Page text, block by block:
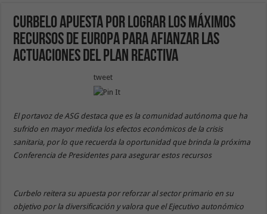
Curbelo apuesta por lograr los máximos
recursos de Europa para afianzar las
actuaciones del Plan Reactiva
tweet
El portavoz de ASG destaca que es la comunidad autónoma que ha
sufrido en mayor medida los efectos económicos de la crisis
sanitaria, por lo que recuerda la oportunidad que brinda la próxima
Conferencia de Presidentes para asegurar estos recursos
Curbelo reitera su apuesta por reforzar al sector primario en su
objetivo por la diversificación y valora que el Ejecutivo autonómico